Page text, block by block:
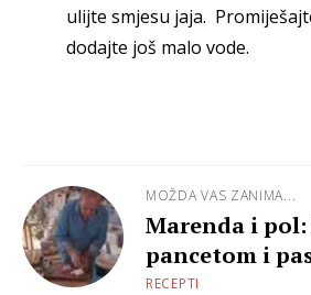
ulijte smjesu jaja.
dodajte još malo vode.
MOŽDA VAS ZANIMA...
Marenda i
pancetom i
RECEPTI